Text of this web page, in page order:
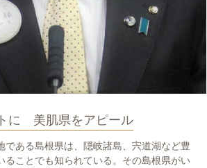
に 美肌県をアピール
である島根県は、隠岐諸島、宍道湖など豊
ることでも知られている。その島根県がい